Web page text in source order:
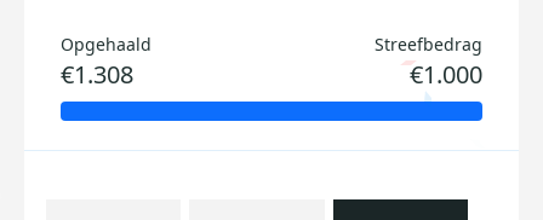
Opgehaald
€1.308
Streefbedrag
€1.000